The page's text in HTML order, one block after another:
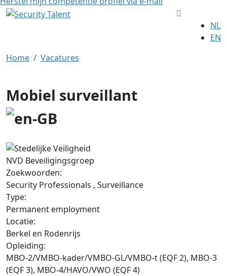
NL
EN
Home
Vacatures
Mobiel surveillant
NVD Beveiligingsgroep
Zoekwoorden:
Security Professionals , Surveillance
Type:
Permanent employment
Locatie:
Berkel en Rodenrijs
Opleiding:
MBO-2/VMBO-kader/VMBO-GL/VMBO-t (EQF 2), MBO-3
(EQF 3), MBO-4/HAVO/VWO (EQF 4)